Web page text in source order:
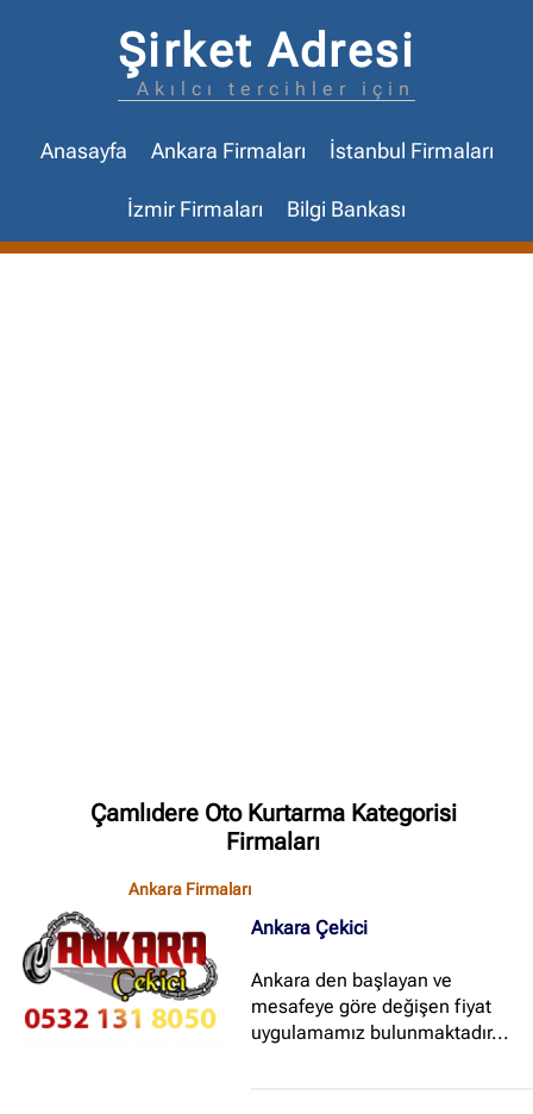
Şirket Adresi
Akılcı tercihler için
Anasayfa Ankara Firmaları İstanbul Firmaları
İzmir Firmaları Bilgi Bankası
Çamlıdere Oto Kurtarma Kategorisi
Firmaları
Ankara Firmaları
Ankara Çekici
Ankara den başlayan ve
mesafeye göre değişen fiyat
uygulamamız bulunmaktadır...
İçerik grupları
Ankara Firmaları
İstanbul Firmaları(388)
İzmir Firmaları